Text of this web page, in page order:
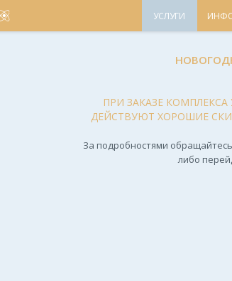
УСЛУГИ
ПРИ ЗАКАЗЕ
ДЕЙСТВУЮТ ХОРОШИЕ
За подробностями
либо